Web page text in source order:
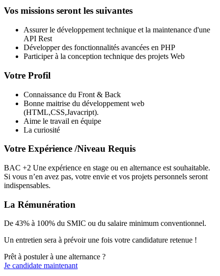
Vos missions seront les suivantes
Assurer le développement technique et la maintenance d'une
API Rest
Développer des fonctionnalités avancées en PHP
Participer à la conception technique des projets Web
Votre Profil
Connaissance du Front & Back
Bonne maitrise du développement web
(HTML,CSS,Javacript).
Aime le travail en équipe
La curiosité
Votre Expérience /Niveau Requis
BAC +2 Une expérience en stage ou en alternance est souhaitable.
Si vous n’en avez pas, votre envie et vos projets personnels seront
indispensables.
La Rémunération
De 43% à 100% du SMIC ou du salaire minimum conventionnel.
Un entretien sera à prévoir une fois votre candidature retenue !
Prêt à postuler à une alternance ?
Je candidate maintenant